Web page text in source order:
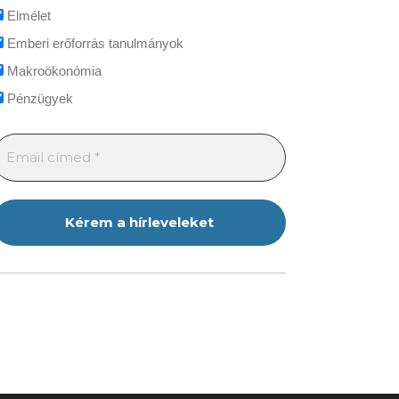
Elmélet
Emberi erőforrás tanulmányok
Makroökonómia
Pénzügyek